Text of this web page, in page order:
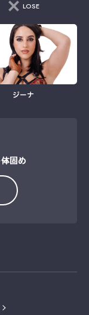
LOSE
ジーナ
固め